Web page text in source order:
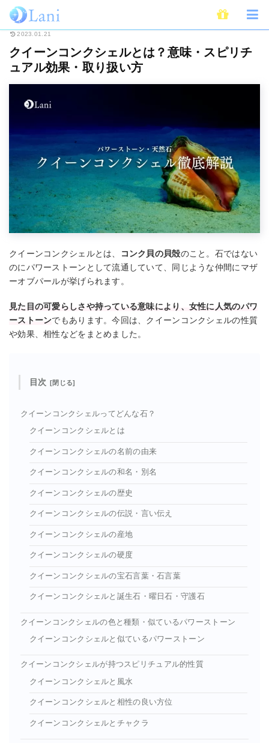
ホーム スピリチュアル クイーンコンクシェルとは？意
2023.01.21
クイーンコンクシェルとは？意味・スピリチ
ュアル効果・取り扱い方
クイーンコンクシェルとは、 コンク貝の貝殻のこと。石ではない
のにパワーストーンとして流通していて、同じような仲間にマザ
ーオブパールが挙げられます。
見た目の可愛らしさや持っている意味により、女性に人気のパワ
ーストーンでもあります。今回は、クイーンコンクシェルの性質
や効果、相性などをまとめました。
目次
クイーンコンクシェルってどんな石？
クイーンコンクシェルとは
クイーンコンクシェルの名前の由来
クイーンコンクシェルの和名・別名
クイーンコンクシェルの歴史
クイーンコンクシェルの伝説・言い伝え
クイーンコンクシェルの産地
クイーンコンクシェルの硬度
クイーンコンクシェルの宝石言葉・石言葉
クイーンコンクシェルと誕生石・曜日石・守護石
クイーンコンクシェルの色と種類・似ているパワーストーン
クイーンコンクシェルと似ているパワーストーン
クイーンコンクシェルが持つスピリチュアル的性質
クイーンコンクシェルと風水
クイーンコンクシェルと相性の良い方位
クイーンコンクシェルとチャクラ